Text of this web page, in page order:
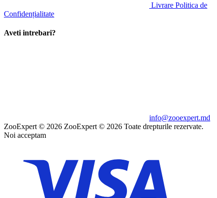
Livrare Politica de
Confidențialitate
Aveti intrebari?
info@zooexpert.md
ZooExpert © 2026 ZooExpert © 2026 Toate drepturile rezervate.
Noi acceptam